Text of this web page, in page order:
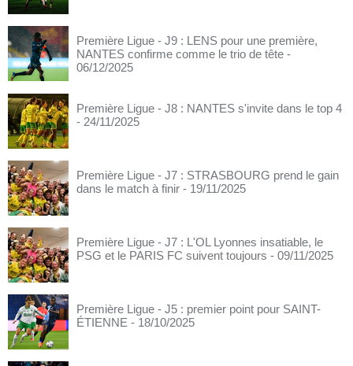
Première Ligue - J9 : LENS pour une première,
NANTES confirme comme le trio de tête -
06/12/2025
Première Ligue - J8 : NANTES s'invite dans le top 4
- 24/11/2025
Première Ligue - J7 : STRASBOURG prend le gain
dans le match à finir - 19/11/2025
Première Ligue - J7 : L'OL Lyonnes insatiable, le
PSG et le PARIS FC suivent toujours - 09/11/2025
Première Ligue - J5 : premier point pour SAINT-
ÉTIENNE - 18/10/2025